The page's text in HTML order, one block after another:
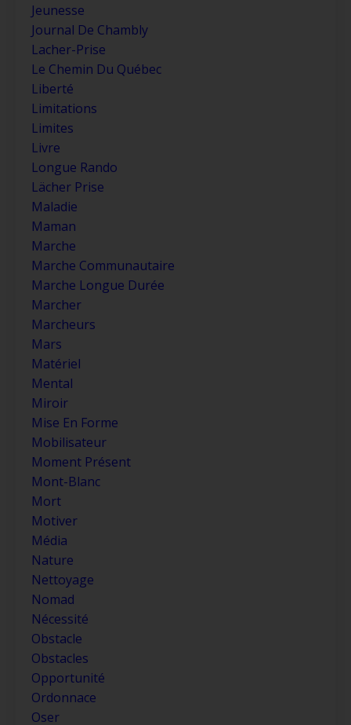
Jeunesse
Journal De Chambly
Lacher-Prise
Le Chemin Du Québec
Liberté
Limitations
Limites
Livre
Longue Rando
Lächer Prise
Maladie
Maman
Marche
Marche Communautaire
Marche Longue Durée
Marcher
Marcheurs
Mars
Matériel
Mental
Miroir
Mise En Forme
Mobilisateur
Moment Présent
Mont-Blanc
Mort
Motiver
Média
Nature
Nettoyage
Nomad
Nécessité
Obstacle
Obstacles
Opportunité
Ordonnace
Oser